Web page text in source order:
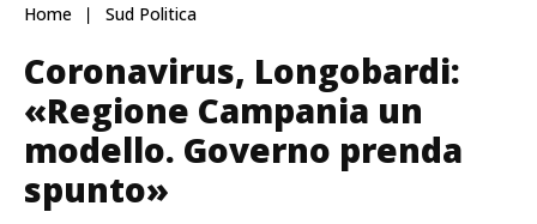
Home Sud Politica
Coronavirus, Longobardi:
«Regione Campania un
modello. Governo prenda
spunto»